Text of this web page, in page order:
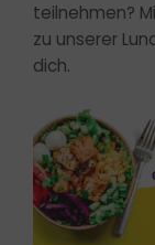
teilnehmen?
zu unserer
dich.